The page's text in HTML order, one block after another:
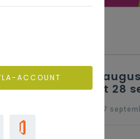
25
met 28
vragen
wo 27
ACCOUNT